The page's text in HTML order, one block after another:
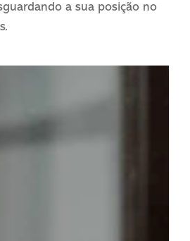
a sua posição no